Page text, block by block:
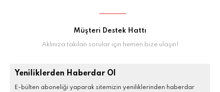
Müşteri Destek Hattı
Aklınıza takılan sorular için hemen bize ulaşın!
Yeniliklerden Haberdar Ol
E-bülten aboneliği yaparak sitemizin yeniliklerinden haberdar